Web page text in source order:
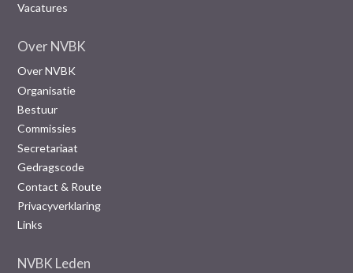
Vacatures
Over NVBK
Over NVBK
Organisatie
Bestuur
Commissies
Secretariaat
Gedragscode
Contact & Route
Privacyverklaring
Links
NVBK Leden